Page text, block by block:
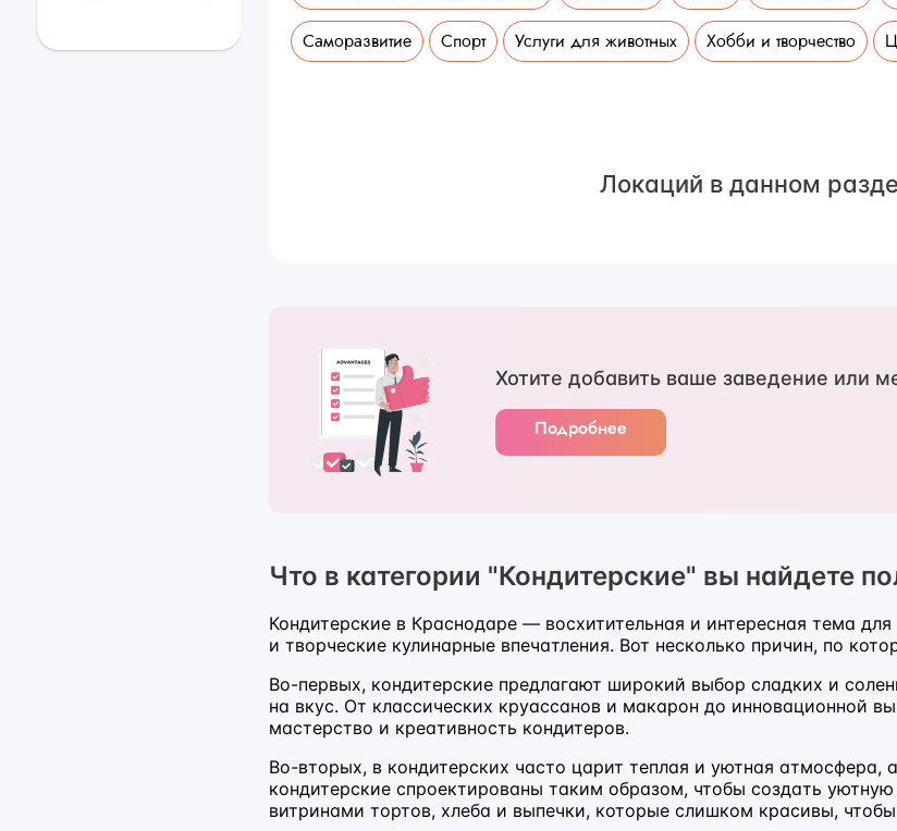
Саморазвитие Спорт Услуги для животных Хобби и творчество
Локаций в данном
Хотите добавить ваше заведение или
Подробнее
Что в категории "Кондитерские" вы найдете
Кондитерские в Краснодаре — восхитительная и интересная тема
и творческие кулинарные впечатления. Вот несколько причин, по
Во-первых, кондитерские предлагают широкий выбор сладких и
на вкус. От классических круассанов и макарон до инновационной
мастерство и креативность кондитеров.
Во-вторых, в кондитерских часто царит теплая и уютная
кондитерские спроектированы таким образом, чтобы создать
витринами тортов, хлеба и выпечки, которые слишком красивы,